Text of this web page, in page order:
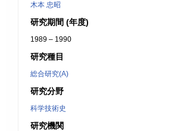
木本 忠昭
研究期間 (年度)
1989 – 1990
研究種目
総合研究(A)
研究分野
科学技術史
研究機関